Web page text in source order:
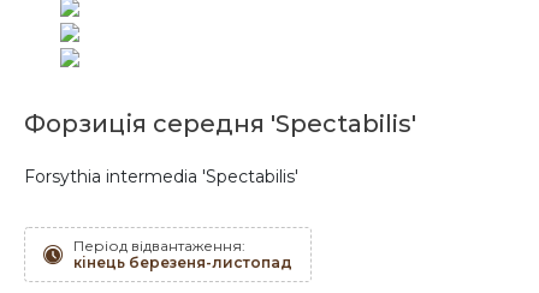
Форзиція середня 'Spectabilis'
Forsythia intermedia 'Spectabilis'
Період відвантаження:
кінець березеня-листопад